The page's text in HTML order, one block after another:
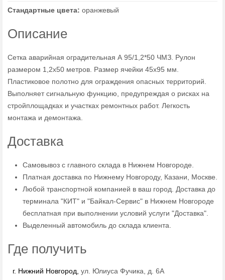
Стандартные цвета: оранжевый
Описание
Сетка аварийная оградительная А 95/1,2*50 ЧМЗ. Рулон
размером 1,2x50 метров. Размер ячейки 45x95 мм.
Пластиковое полотно для ограждения опасных территорий.
Выполняет сигнальную функцию, предупреждая о рисках на
стройплощадках и участках ремонтных работ. Легкость
монтажа и демонтажа.
Доставка
Самовывоз с главного склада в Нижнем Новгороде.
Платная доставка по Нижнему Новгороду, Казани, Москве.
Любой транспортной компанией в ваш город. Доставка до
терминала "КИТ" и "Байкал-Сервис" в Нижнем Новгороде
бесплатная при выполнении условий услуги "Доставка".
Выделенный автомобиль до склада клиента.
Где получить
г. Нижний Новгород, ул. Юлиуса Фучика, д. 6А